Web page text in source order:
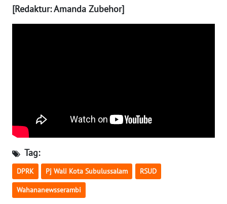
[Redaktur: Amanda Zubehor]
Tag:
DPRK Pj Wali Kota Subulussalam RSUD
Wahananewsserambi
WN
WN
WN
SUMSEL